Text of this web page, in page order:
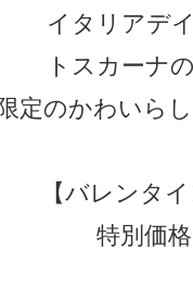
イタリアデ
トスカーナ
定のかわいら
【バレンタ
特別価